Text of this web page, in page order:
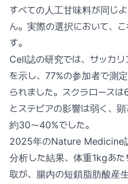
すべての人工甘味料が同じ
ん。実際の選択において、
す。
Cell誌の研究では、サッカ
を示し、77%の参加者で測
られました。スクラロース
とステビアの影響は弱く、
約30〜40%でした。
2025年のNature Medicine
分析した結果、体重1kgあ
取が、腸内の短鎖脂肪酸産